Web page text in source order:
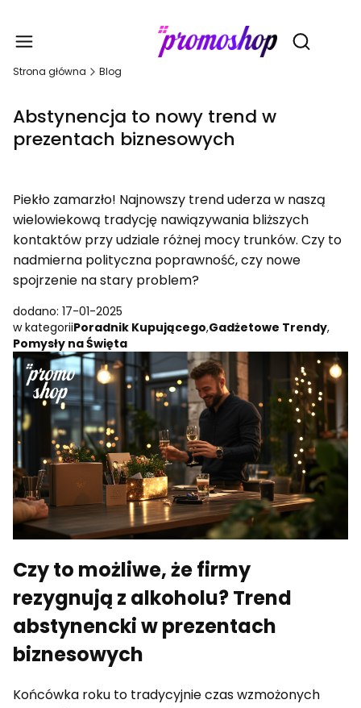
Otwórz
Strona główna Blog
Abstynencja to nowy trend w
prezentach biznesowych
Piekło zamarzło! Najnowszy trend uderza w naszą
wielowiekową tradycję nawiązywania bliższych
kontaktów przy udziale różnej mocy trunków. Czy to
nadmierna polityczna poprawność, czy nowe
spojrzenie na stary problem?
dodano: 17-01-2025
w kategoriiPoradnik Kupującego,Gadżetowe Trendy,
Pomysły na Święta
Czy to możliwe, że firmy
rezygnują z alkoholu? Trend
abstynencki w prezentach
biznesowych
Końcówka roku to tradycyjnie czas wzmożonych